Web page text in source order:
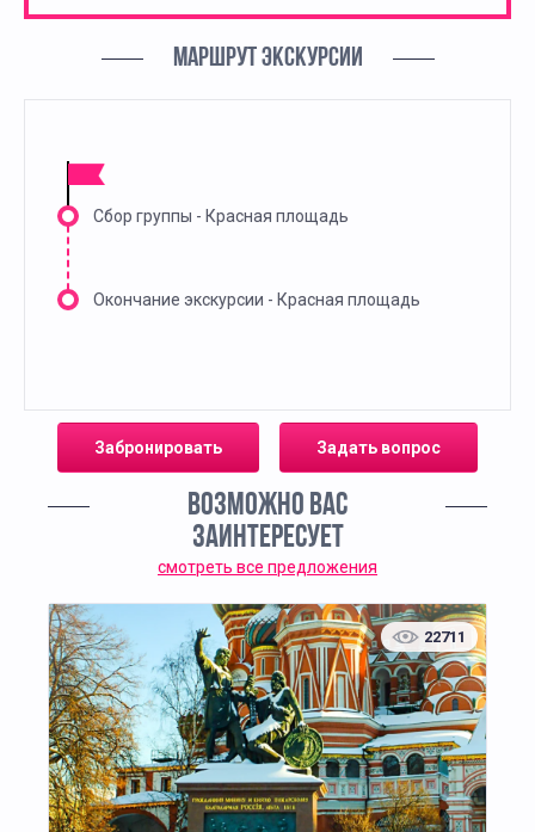
МАРШРУТ ЭКСКУРСИИ
Сбор группы - Красная площадь
Окончание экскурсии - Красная площадь
Забронировать Задать вопрос
ВОЗМОЖНО ВАС
ЗАИНТЕРЕСУЕТ
смотреть все предложения
22711